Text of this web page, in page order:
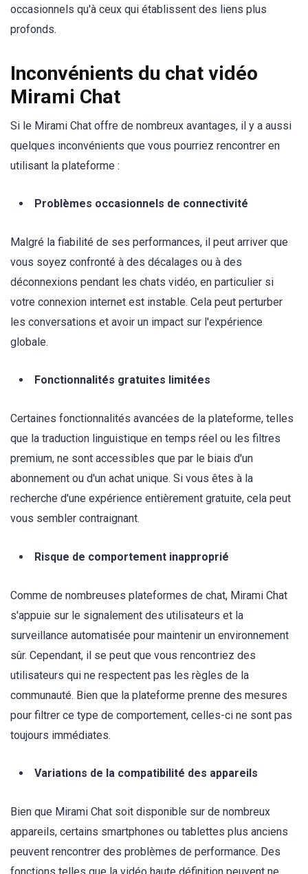
occasionnels qu'à ceux qui établissent des liens plus
profonds.
Inconvénients du chat vidéo
Mirami Chat
Si le Mirami Chat offre de nombreux avantages, il y a aussi
quelques inconvénients que vous pourriez rencontrer en
utilisant la plateforme :
Problèmes occasionnels de connectivité
Malgré la fiabilité de ses performances, il peut arriver que
vous soyez confronté à des décalages ou à des
déconnexions pendant les chats vidéo, en particulier si
votre connexion internet est instable. Cela peut perturber
les conversations et avoir un impact sur l'expérience
globale.
Fonctionnalités gratuites limitées
Certaines fonctionnalités avancées de la plateforme, telles
que la traduction linguistique en temps réel ou les filtres
premium, ne sont accessibles que par le biais d'un
abonnement ou d'un achat unique. Si vous êtes à la
recherche d'une expérience entièrement gratuite, cela peut
vous sembler contraignant.
Risque de comportement inapproprié
Comme de nombreuses plateformes de chat, Mirami Chat
s'appuie sur le signalement des utilisateurs et la
surveillance automatisée pour maintenir un environnement
sûr. Cependant, il se peut que vous rencontriez des
utilisateurs qui ne respectent pas les règles de la
communauté. Bien que la plateforme prenne des mesures
pour filtrer ce type de comportement, celles-ci ne sont pas
toujours immédiates.
Variations de la compatibilité des appareils
Bien que Mirami Chat soit disponible sur de nombreux
appareils, certains smartphones ou tablettes plus anciens
peuvent rencontrer des problèmes de performance. Des